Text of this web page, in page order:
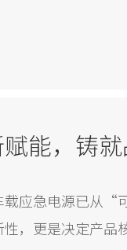
能，铸
载应急电源已从
，更是决定产品